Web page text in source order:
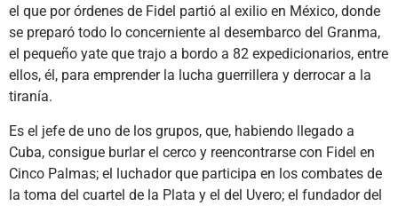
el que por órdenes de Fidel partió al exilio en México, donde
se preparó todo lo concerniente al desembarco del Granma,
el pequeño yate que trajo a bordo a 82 expedicionarios, entre
ellos, él, para emprender la lucha guerrillera y derrocar a la
tiranía.
Es el jefe de uno de los grupos, que, habiendo llegado a
Cuba, consigue burlar el cerco y reencontrarse con Fidel en
Cinco Palmas; el luchador que participa en los combates de
la toma del cuartel de la Plata y el del Uvero; el fundador del